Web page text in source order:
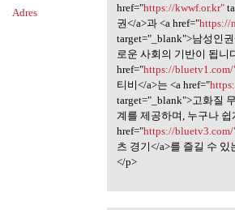
Adres
href="https://kwwf.or.kr"
권</a>과 <a href="https://
target="_blank">남성인
로운 사회의 기반이 됩니
href="https://
티비</a>는 <a href="
target="_blank">고화질
계를 제공하며, 누구나 쉽
href="https://
츠 경기</a>를 즐길 수 있
</p>